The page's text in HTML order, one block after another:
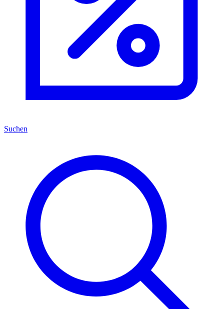
Suchen